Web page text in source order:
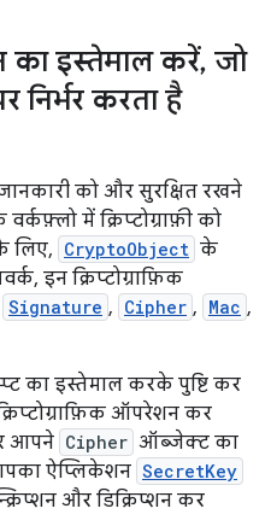
का इस्तेमाल करें, जो
निर्भर करता है
को और सुरक्षित रखने
में क्रिप्टोग्राफ़ी को
लिए, CryptoObject के
इन क्रिप्टोग्राफ़िक
Signature , Cipher , Mac ,
का इस्तेमाल करके पुष्टि कर
ऑपरेशन कर
आपने Cipher ऑब्जेक्ट का
ऐप्लिकेशन SecretKey
और डिक्रिप्शन कर